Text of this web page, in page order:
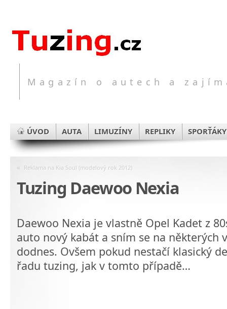
Magazín o autech a
ÚVOD AUTA LIMUZÍNY REPLIKY SPORŤÁKY
« Reklama na Kia Soul (modelový rok 2012)
Tuzing Daewoo Nexia
Daewoo Nexia je vlastně Opel Kadet z
auto nový kabát a sním se na některých
dodnes. Ovšem pokud nestačí klasický
řadu tuzing, jak v tomto případě…